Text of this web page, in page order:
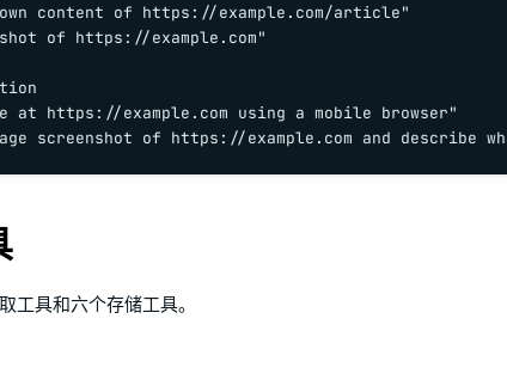
content of https://example.com/article"
of https://example.com"
at https://example.com using a mobile browser"
screenshot of https://example.com and describe
工具和六个存储工具。